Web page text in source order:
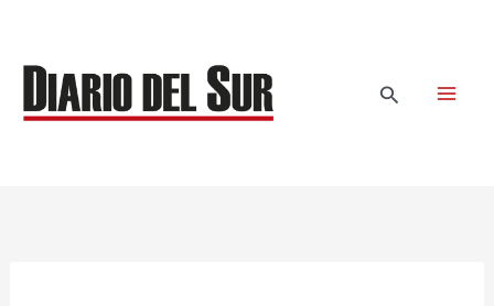
contenido
Buscar